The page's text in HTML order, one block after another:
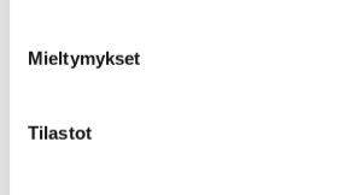
Mieltymykset
Tilastot